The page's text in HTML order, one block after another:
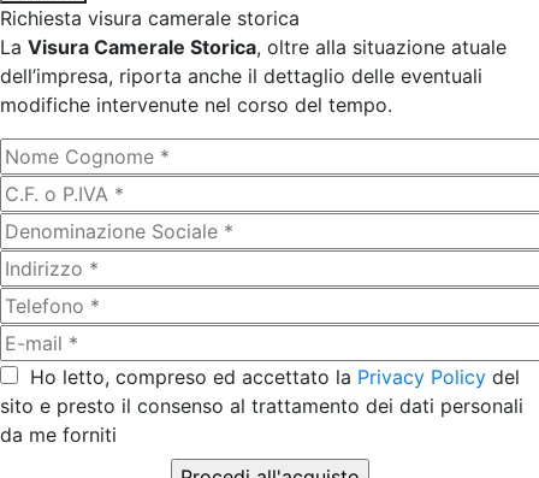
Richiesta visura camerale storica
La Visura Camerale Storica, oltre alla situazione atuale
dell’impresa, riporta anche il dettaglio delle eventuali
modifiche intervenute nel corso del tempo.
Ho letto, compreso ed accettato la Privacy Policy del
sito e presto il consenso al trattamento dei dati personali
da me forniti